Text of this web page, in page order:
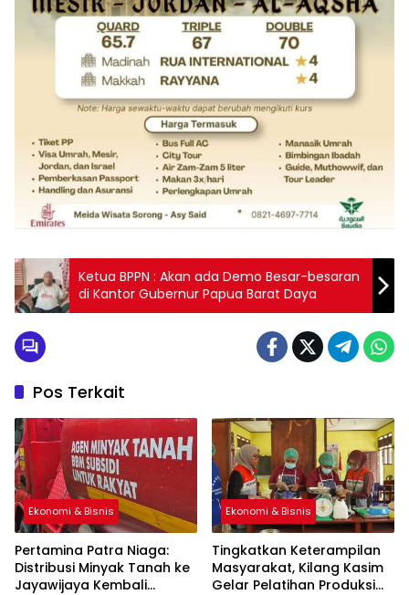
Ketua BPPN : Akan ada Demo Besar-besaran
di Kantor Gubernur Papua Barat Daya
Pos Terkait
Ekonomi & Bisnis
Pertamina Patra Niaga:
Distribusi Minyak Tanah ke
Jayawijaya Kembali
Ekonomi & Bisnis
Tingkatkan Keterampilan
Masyarakat, Kilang Kasim
Gelar Pelatihan Produksi